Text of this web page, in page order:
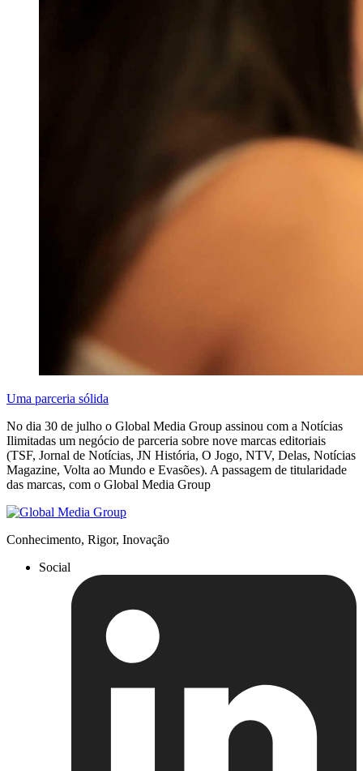
Uma parceria sólida
No dia 30 de julho o Global Media Group assinou com a Notícias
Ilimitadas um negócio de parceria sobre nove marcas editoriais
(TSF, Jornal de Notícias, JN História, O Jogo, NTV, Delas, Notícias
Magazine, Volta ao Mundo e Evasões). A passagem de titularidade
das marcas, com o Global Media Group
Conhecimento, Rigor, Inovação
Social